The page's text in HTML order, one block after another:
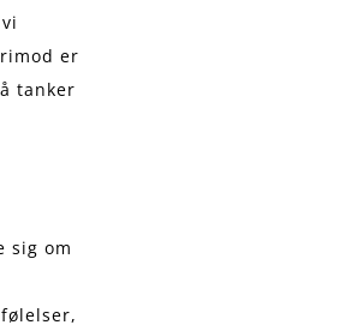
er
tanker
sig om